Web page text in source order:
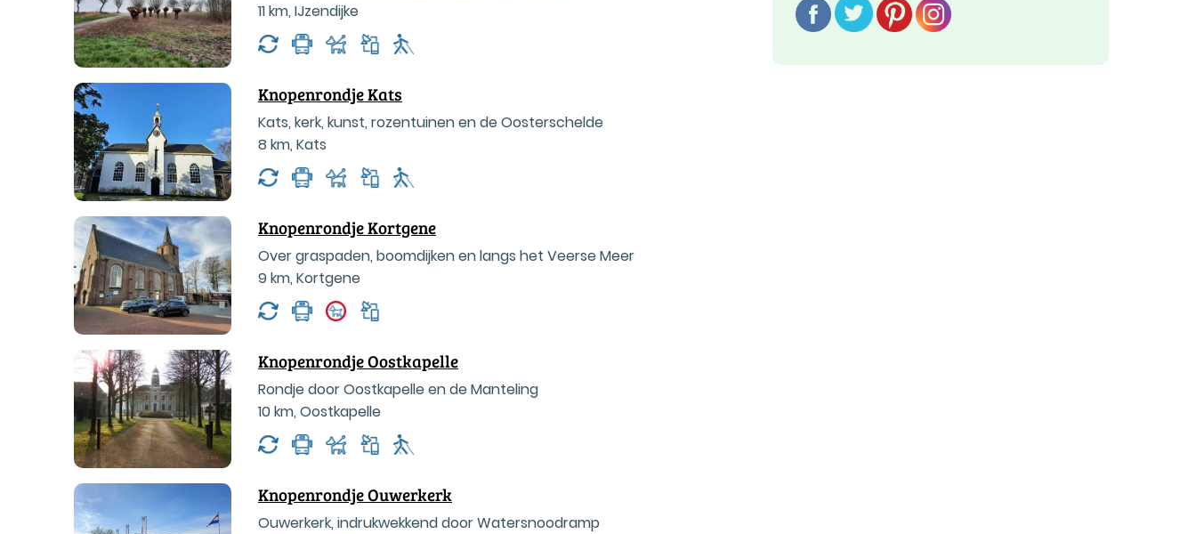
11 km, IJzendijke
Knopenrondje Kats
Kats, kerk, kunst, rozentuinen en de Oosterschelde
8 km, Kats
Knopenrondje Kortgene
Over graspaden, boomdijken en langs het Veerse Meer
9 km, Kortgene
Knopenrondje Oostkapelle
Rondje door Oostkapelle en de Manteling
10 km, Oostkapelle
Knopenrondje Ouwerkerk
Ouwerkerk, indrukwekkend door Watersnoodramp